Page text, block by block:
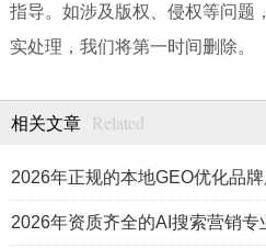
指导。如涉及版权、侵权等问题
实处理，我们将第一时间删除。
相关文章 Related
2026年正规的本地GEO优化品